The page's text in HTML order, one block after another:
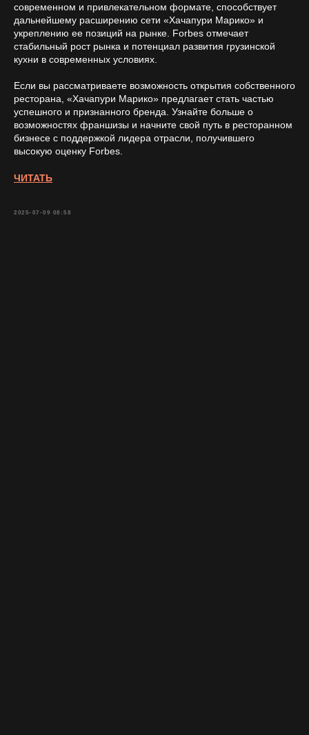
современном и привлекательном формате, способствует
дальнейшему расширению сети «Хачапури Марико» и
укреплению ее позиций на рынке. Forbes отмечает
стабильный рост рынка и потенциал развития грузинской
кухни в современных условиях.
Если вы рассматриваете возможность открытия собственного
ресторана, «Хачапури Марико» предлагает стать частью
успешного и признанного бренда. Узнайте больше о
возможностях франшизы и начните свой путь в ресторанном
бизнесе с поддержкой лидера отрасли, получившего
высокую оценку Forbes.
ЧИТАТЬ
2025-07-09 08:58